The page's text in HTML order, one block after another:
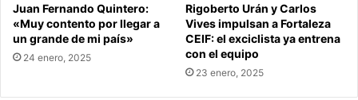
Juan Fernando Quintero:
«Muy contento por llegar a
un grande de mi país»
24 enero, 2025
Rigoberto Urán y Carlos
Vives impulsan a Fortaleza
CEIF: el exciclista ya entrena
con el equipo
23 enero, 2025